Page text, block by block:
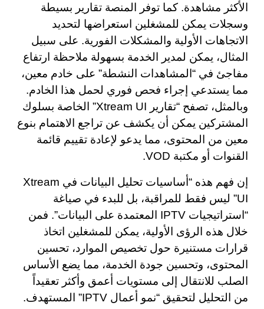
الأكثر مشاهدة. كما توفر المنصة تقارير بسيطة
وسجلات يمكن للمشغلين استعراضها لتحديد
الاتجاهات الأولية والمشكلات الفورية. على سبيل
المثال، يمكن لمدير الخدمة بسهولة ملاحظة ارتفاع
مفاجئ في “المشاهدات النشطة” على خادم معين،
مما يستدعي إجراء فحص فوري لحمل هذا الخادم.
وبالمثل، تصفح “تقارير Xtream UI” الخاصة بسلوك
المشتركين يمكن أن يكشف عن تراجع الاهتمام بنوع
معين من المحتوى، مما يدعو لإعادة تقييم قائمة
القنوات أو مكتبة VOD.
إن فهم هذه “أساسيات تحليل البيانات في Xtream
UI” ليس فقط للمراقبة، بل للبدء في صياغة
“استراتيجيات IPTV المعتمدة على البيانات”. فمن
خلال هذه الرؤى الأولية، يمكن للمشغلين اتخاذ
قرارات مستنيرة حول تخصيص الموارد، تحسين
المحتوى، وتحسين جودة الخدمة، مما يضع الأساس
الصلب للانتقال إلى مستويات أعمق وأكثر تعقيداً
من التحليل لتحقيق “نمو أعمال IPTV” المستهدف.